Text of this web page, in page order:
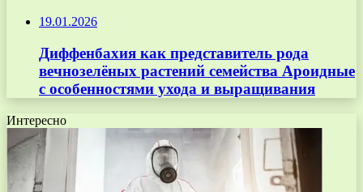
19.01.2026
Диффенбахия как представитель рода
вечнозелёных растений семейства Ароидные
с особенностями ухода и выращивания
Интересно